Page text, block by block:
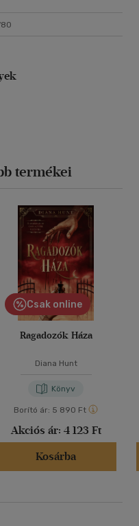
termékei
Csak online
Ragadozók Háza
Diana Hunt
Könyv
Borító ár: 5 890 Ft
Akciós ár: 4 123 Ft
Kosárba